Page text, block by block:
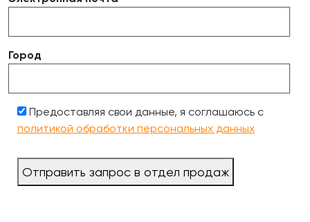
Город
Предоставляя свои данные, я соглашаюсь с
политикой обработки персональных данных
Отправить запрос в отдел продаж